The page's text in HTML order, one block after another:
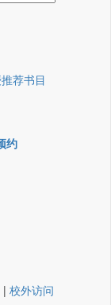
荐书目
约
| 校外访问